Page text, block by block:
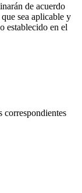
de acuerdo
sea aplicable y
establecido en el
correspondientes